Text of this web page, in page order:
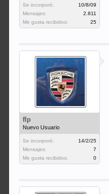
Se incorporó:
10/8/09
Mensajes:
2.811
Me gusta recibidos:
25
flp
Nuevo Usuario
Se incorporó:
14/2/25
Mensajes:
7
Me gusta recibidos:
0